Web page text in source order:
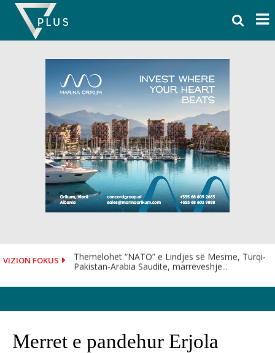
Skip
content
VIZION FOKUS
Themelohet “NATO” e Lindjes së Mesme, Turqi-
Pakistan-Arabia Saudite, marrëveshje...
Merret e pandehur Erjola